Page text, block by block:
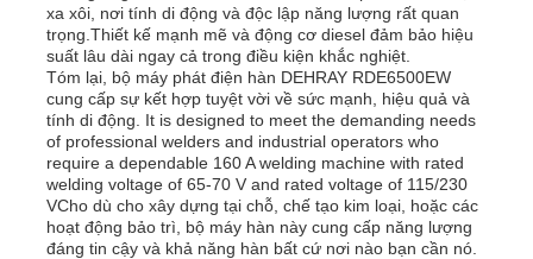
xa xôi, nơi tính di động và độc lập năng lượng rất quan
trọng.Thiết kế mạnh mẽ và động cơ diesel đảm bảo hiệu
suất lâu dài ngay cả trong điều kiện khắc nghiệt.
Tóm lại, bộ máy phát điện hàn DEHRAY RDE6500EW
cung cấp sự kết hợp tuyệt vời về sức mạnh, hiệu quả và
tính di động. It is designed to meet the demanding needs
of professional welders and industrial operators who
require a dependable 160 A welding machine with rated
welding voltage of 65-70 V and rated voltage of 115/230
VCho dù cho xây dựng tại chỗ, chế tạo kim loại, hoặc các
hoạt động bảo trì, bộ máy hàn này cung cấp năng lượng
đáng tin cậy và khả năng hàn bất cứ nơi nào bạn cần nó.